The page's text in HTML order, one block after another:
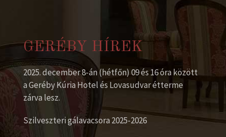
GERÉBY HÍREK
2025. december 8-án (hétfőn) 09 és 16 óra között
a Geréby Kúria Hotel és Lovasudvar étterme
zárva lesz.
Szilveszteri gálavacsora 2025-2026